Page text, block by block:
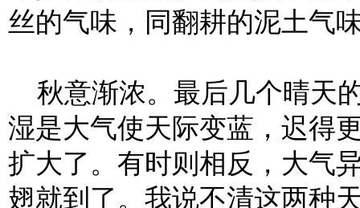
丝的气味，同翻耕的泥土气
秋意渐浓。最后几个晴天
湿是大气使天际变蓝，迟得
扩大了。有时则相反，大气
翅就到了。我说不清这两种